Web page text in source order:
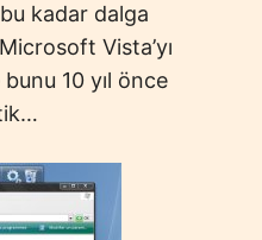
kadar dalga
Vista’yı
bunu 10 yıl önce